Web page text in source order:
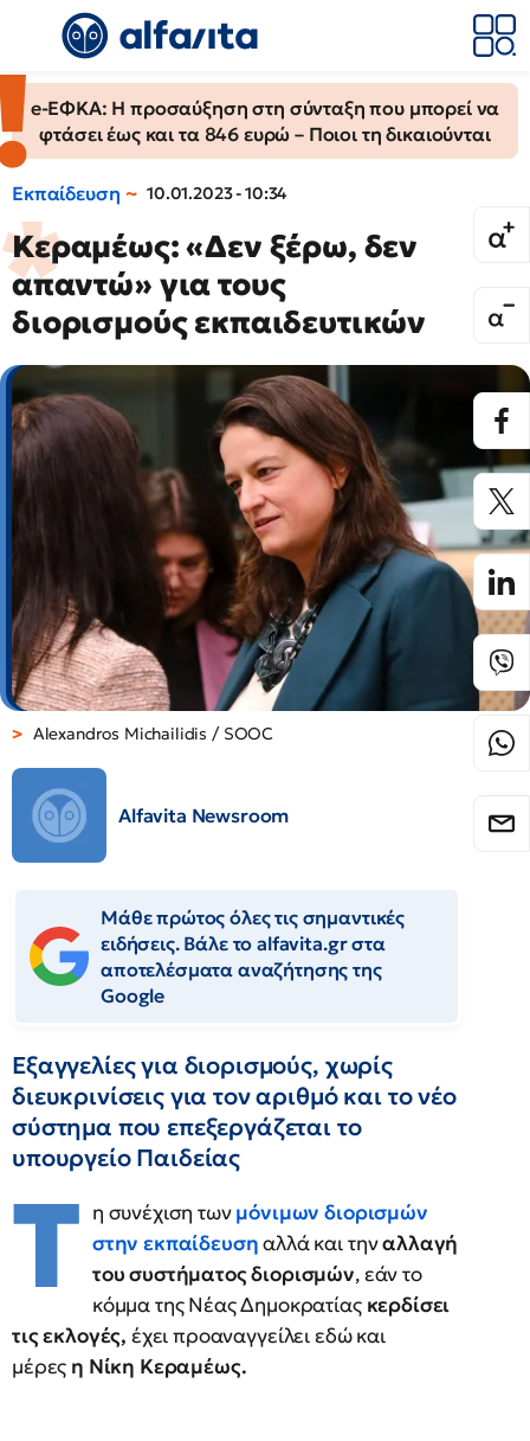
e-ΕΦΚΑ: Η προσαύξηση στη σύνταξη που μπορεί να
φτάσει έως και τα 846 ευρώ – Ποιοι τη δικαιούνται
Εκπαίδευση 10.01.2023 - 10:34
Κεραμέως: «Δεν ξέρω, δεν
απαντώ» για τους
διορισμούς εκπαιδευτικών
Alexandros Michailidis / SOOC
Alfavita Newsroom
Μάθε πρώτος όλες τις σημαντικές
ειδήσεις. Βάλε το alfavita.gr στα
αποτελέσματα αναζήτησης της
Google
Εξαγγελίες για διορισμούς, χωρίς
διευκρινίσεις για τον αριθμό και το νέο
σύστημα που επεξεργάζεται το
υπουργείο Παιδείας
Τ η συνέχιση τωνμόνιμων διορισμών
στην εκπαίδευσηαλλά και τηναλλαγή
του συστήματος διορισμών, εάν το
κόμμα της Νέας Δημοκρατίας κερδίσει
τις εκλογές, έχει προαναγγείλει εδώ και
μέρες η Νίκη Κεραμέως.